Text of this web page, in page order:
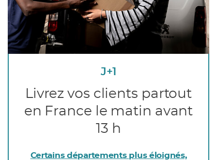
J+1
Livrez vos clients partout
en France le matin avant
13 h
Certains départements plus éloignés,